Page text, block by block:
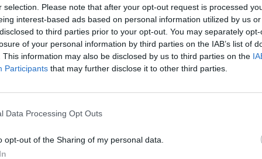
selection. Please note that after your opt-out request is processed
interest-based ads based on personal information utilized by us
to third parties prior to your opt-out. You may separately
of your personal information by third parties on the IAB’s list of
This information may also be disclosed by us to third parties on the
Participants that may further disclose it to other third parties.
Data Processing Opt Outs
opt-out of the Sharing of my personal data.
kartą per karjerą vienose rungtynėse prametė net 7
tai nutiko M.Buzeliui neįmetus nė vieno tolimo
pradžioje išmainiusi didžiąją dalį lyderių į kitas
Anfernee Simonsas dar buvo užmezgęs intrigą,
liko vos 2 taškai (101:103), bet kitoje aikštės